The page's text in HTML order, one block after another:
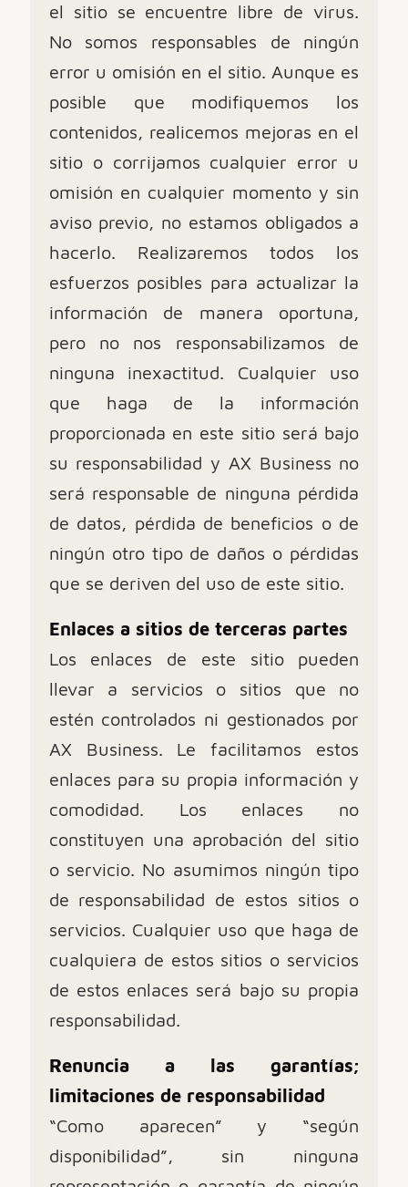
el sitio se encuentre libre de virus.
No somos responsables de ningún
error u omisión en el sitio. Aunque es
posible que modifiquemos los
contenidos, realicemos mejoras en el
sitio o corrijamos cualquier error u
omisión en cualquier momento y sin
aviso previo, no estamos obligados a
hacerlo. Realizaremos todos los
esfuerzos posibles para actualizar la
información de manera oportuna,
pero no nos responsabilizamos de
ninguna inexactitud. Cualquier uso
que haga de la información
proporcionada en este sitio será bajo
su responsabilidad y AX Business no
será responsable de ninguna pérdida
de datos, pérdida de beneficios o de
ningún otro tipo de daños o pérdidas
que se deriven del uso de este sitio.
Enlaces a sitios de terceras partes
Los enlaces de este sitio pueden
llevar a servicios o sitios que no
estén controlados ni gestionados por
AX Business. Le facilitamos estos
enlaces para su propia información y
comodidad. Los enlaces no
constituyen una aprobación del sitio
o servicio. No asumimos ningún tipo
de responsabilidad de estos sitios o
servicios. Cualquier uso que haga de
cualquiera de estos sitios o servicios
de estos enlaces será bajo su propia
responsabilidad.
Renuncia a las garantías;
limitaciones de responsabilidad
“Como aparecen” y “según
disponibilidad”, sin ninguna